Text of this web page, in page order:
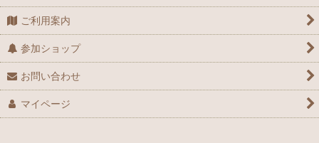
膾皿
蓋碗
花器
アウトレット
ご利用案内
参加ショップ
お問い合わせ
マイページ